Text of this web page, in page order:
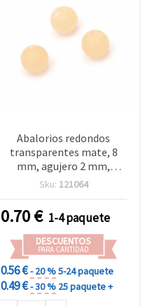
Abalorios redondos
transparentes mate, 8
mm, agujero 2 mm,
naranja, 20 g (aprox. 80
manualidades
Sku: 121064
0.70€ 1-4 paquete
DESCUENTOS
PARA CANTIDAD
0.56 €- 20 %5-24 paquete
0.49 €- 30 % 25 paquete +